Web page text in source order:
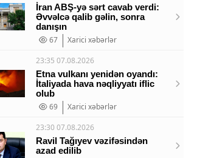
Таких событий не
было с 1945: чего
İran ABŞ-yə sərt cavab verdi:
Əvvəlcə qalib gəlin, sonra
danışın
67
Xarici xəbərlər
23:35 07.08.2026
Etna vulkanı yenidən oyandı:
İtaliyada hava nəqliyyatı iflic
olub
69
Xarici xəbərlər
23:30 07.08.2026
Ravil Tağıyev vəzifəsindən
azad edilib